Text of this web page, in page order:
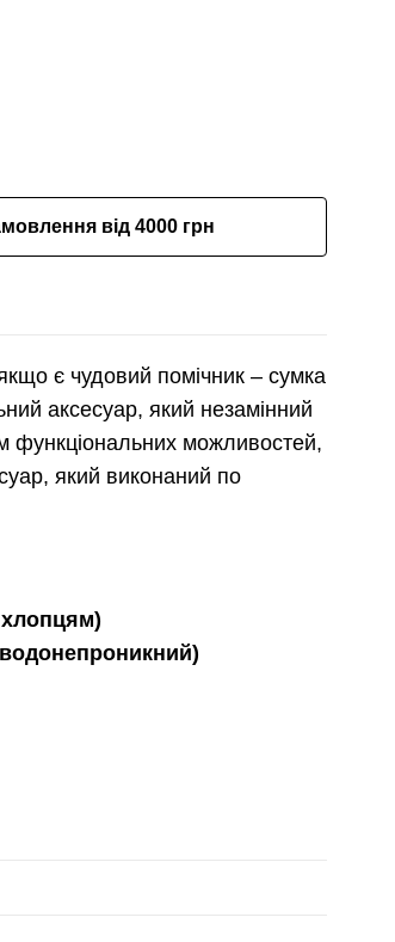
від 4000 грн
є чудовий помічник – сумка
аксесуар, який незамінний
функціональних можливостей,
який виконаний по
хлопцям)